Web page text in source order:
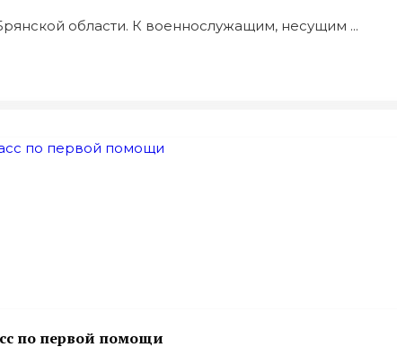
области. К военнослужащим, несущим ...
по первой помощи